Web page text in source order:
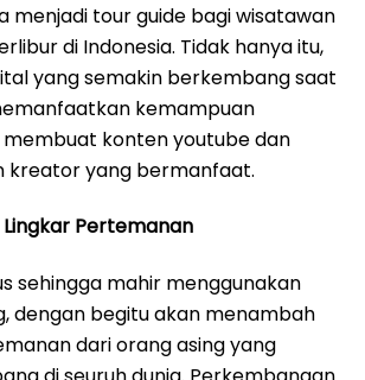
menjadi tour guide bagi wisatawan
di Indonesia. Tidak hanya itu,
yang semakin berkembang saat
kemampuan
konten youtube dan
kreator yang bermanfaat.
Pertemanan
sehingga mahir menggunakan
dengan begitu akan menambah
dari orang asing yang